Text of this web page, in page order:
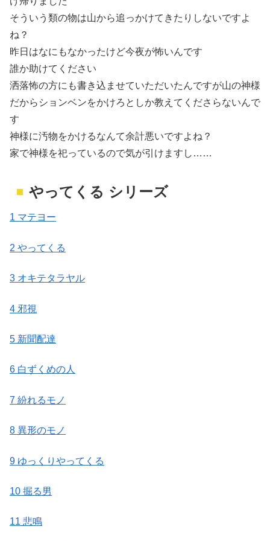
そういう類の物は山から追っかけてきたりしないですよ
ね？
昨日はなにもなかったけど今夜が怖いんです
誰か助けてください
洒落怖の方にも書き込ませていただいたんですが山の神様
だからションベンをかけろとしか教えてくださらないんで
す
神様に汚物をかけるなんて余計悪いですよね？
家で神様を祀っているので気が引けますし……
やってくる シリーズ
1 マテヨー
2 やってくる
3 オキテタラヤル
4 邪視
5 新聞配達
6 白ずくめの人
7 紛れるモノ
8 異形のモノ
9 ゆっくりやってくる
10 掘る男
11 悲鳴